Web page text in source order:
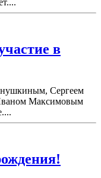
в
Сергеем
Максимовым